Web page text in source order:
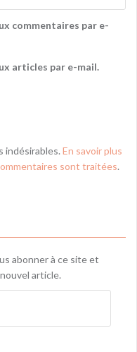
commentaires par e-
articles par e-mail.
indésirables. En savoir plus
sont traitées.
abonner à ce site et
article.